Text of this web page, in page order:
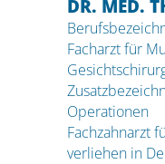
DR. MED.
Facharzt für
Operationen
Fachzahnarzt
verliehen in